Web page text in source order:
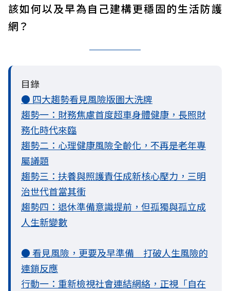
該如何以及早為自己建構更穩固的生活防護
網？
目錄
● 四大趨勢看見風險版圖大洗牌
趨勢一：財務焦慮首度超車身體健康，長照財
務化時代來臨
趨勢二：心理健康風險全齡化，不再是老年專
屬議題
趨勢三：扶養與照護責任成新核心壓力，三明
治世代首當其衝
趨勢四：退休準備意識提前，但孤獨與孤立成
人生新變數
● 看見風險，更要及早準備 打破人生風險的
連鎖反應
行動一：重新檢視社會連結網絡，正視「自在